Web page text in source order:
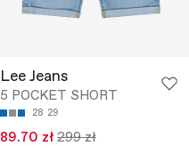
Lee Jeans
5 POCKET SHORT
28 29
89.70 zł 299 zł